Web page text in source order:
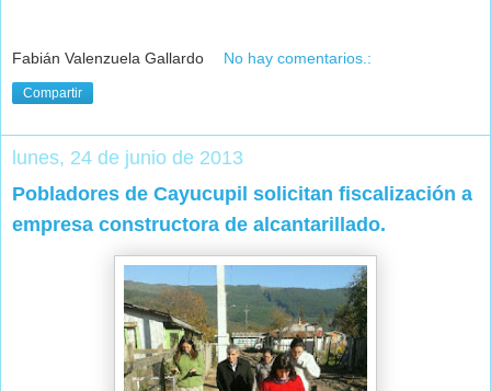
Fabián Valenzuela Gallardo No hay comentarios.:
Compartir
lunes, 24 de junio de 2013
Pobladores de Cayucupil solicitan fiscalización a
empresa constructora de alcantarillado.